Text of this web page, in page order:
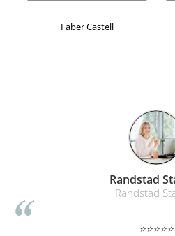
Pachete promotionale
Articole de unica folosinta
Copii - tricouri si hanorace
Ecrane Interactive
Faber Castell
Randstad
Randstad
⭐⭐⭐⭐⭐